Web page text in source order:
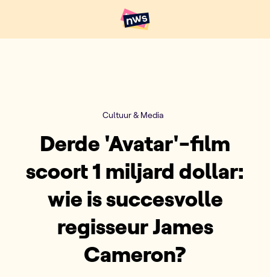
Hoofdpunten VRT NWS
Cultuur & Media
Derde 'Avatar'-film
scoort 1 miljard dollar:
wie is succesvolle
regisseur James
Cameron?